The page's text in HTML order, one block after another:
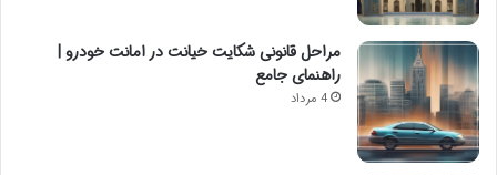
مراحل قانونی شکایت خیانت در امانت خودرو |
راهنمای جامع
4 مرداد